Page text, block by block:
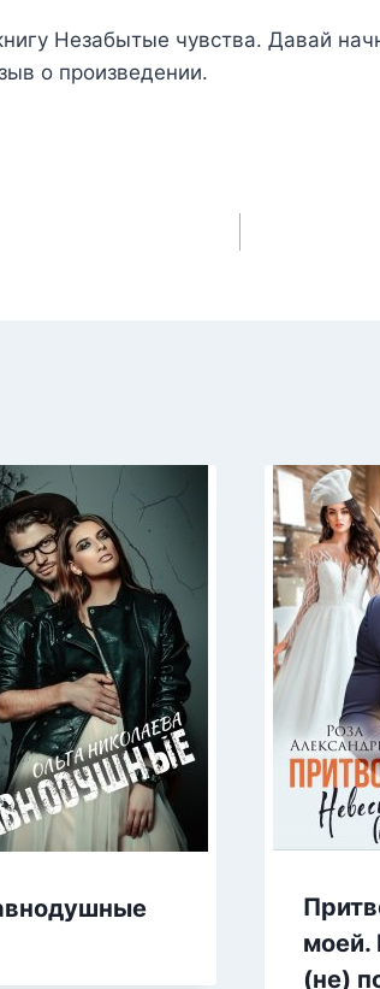
Незабытые чувства. Давай
о произведении.
моей.
(не)